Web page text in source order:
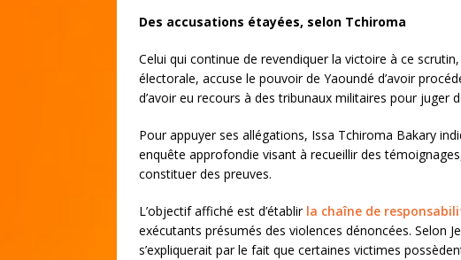
Des accusations étayées, selon Tchiroma
Celui qui continue de revendiquer la victoire à ce
électorale, accuse le pouvoir de Yaoundé d’avoir
d’avoir eu recours à des tribunaux militaires pour juger
Pour appuyer ses allégations, Issa Tchiroma Bakary
enquête approfondie visant à recueillir des
constituer des preuves.
L’objectif affiché est d’établir la chaîne de
exécutants présumés des violences dénoncées. Selon
s’expliquerait par le fait que certaines victimes